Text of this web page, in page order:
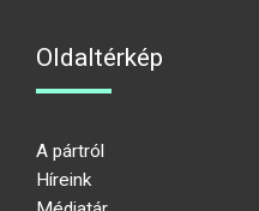
Oldaltérkép
A pártról
Híreink